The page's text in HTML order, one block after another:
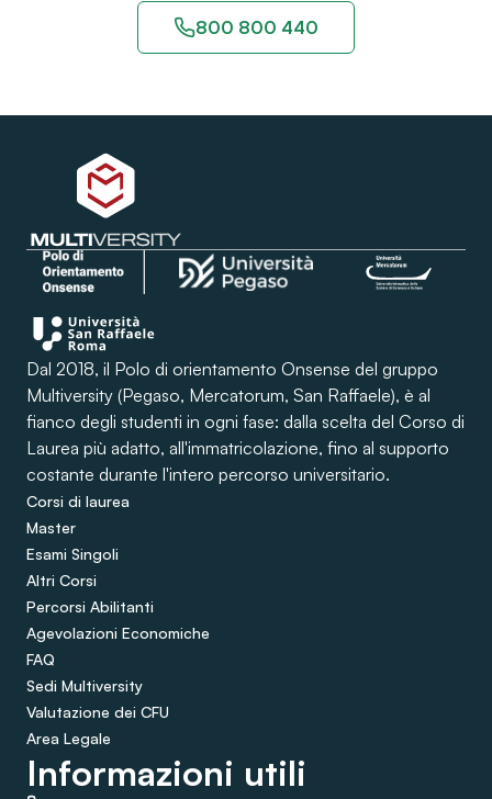
800 800 440
Dal 2018, il Polo di orientamento Onsense del gruppo
Multiversity (Pegaso, Mercatorum, San Raffaele), è al
fianco degli studenti in ogni fase: dalla scelta del Corso di
Laurea più adatto, all'immatricolazione, fino al supporto
costante durante l'intero percorso universitario.
Corsi di laurea
Master
Esami Singoli
Altri Corsi
Percorsi Abilitanti
Agevolazioni Economiche
FAQ
Sedi Multiversity
Valutazione dei CFU
Area Legale
Informazioni utili